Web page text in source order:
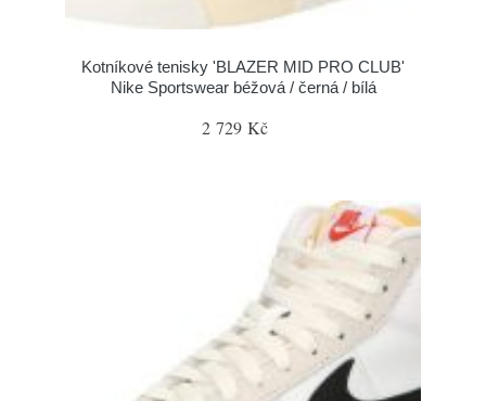
Kotníkové tenisky 'BLAZER MID PRO CLUB'
Nike Sportswear béžová / černá / bílá
2 729 Kč